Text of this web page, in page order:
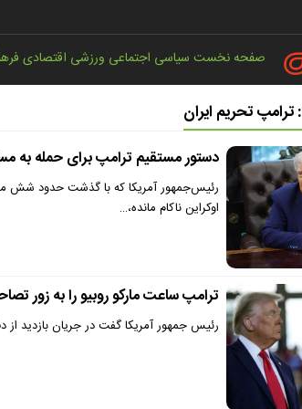
صفحه نخستسیاسی اجتماعی ورزشی اقتصادی
تحریم ایران
دستور مستقیم ترامپ برای حمله به
رئیس‌جمهور آمریکا که با گذشت حدود شش
اوکراین ناکام مانده،…
ترامپ ساعت مارکو روبیو را به زور
رئیس جمهور آمریکا گفت در جریان بازدید